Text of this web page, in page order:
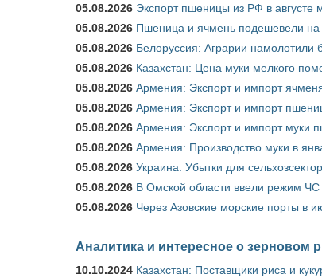
05.08.2026 Экспорт пшеницы из РФ в августе
05.08.2026 Пшеница и ячмень подешевели на
05.08.2026 Белоруссия: Аграрии намолотили
05.08.2026 Казахстан: Цена муки мелкого
05.08.2026 Армения: Экспорт и импорт
05.08.2026 Армения: Экспорт и импорт
05.08.2026 Армения: Экспорт и импорт муки
05.08.2026 Армения: Производство муки в
05.08.2026 Украина: Убытки для
05.08.2026 В Омской области ввели режим ЧС
05.08.2026 Через Азовские морские порты в
Аналитика и интересное о зерновом
10.10.2024 Казахстан: Поставщики риса и